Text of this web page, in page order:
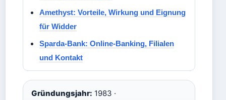
Amethyst: Vorteile, Wirkung und Eignung
für Widder
Sparda-Bank: Online-Banking, Filialen
und Kontakt
Gründungsjahr: 1983 ·